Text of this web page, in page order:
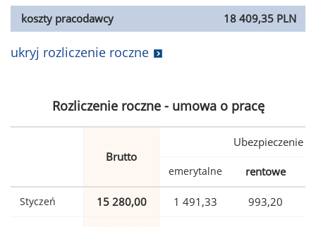
koszty pracodawcy
18 409,35 PLN
ukryj rozliczenie roczne
Rozliczenie roczne - umowa o pracę
Brutto
Ubezpieczenie
emerytalne rentowe
Styczeń 15 280,00 1 491,33 993,20